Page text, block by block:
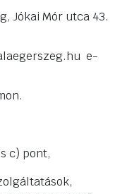
Jókai Mór utca 43.
e-
c) pont,